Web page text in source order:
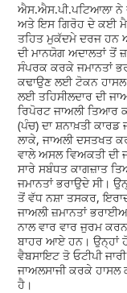
ਐਸ.ਐਸ.ਪੀ.ਪਟਿਆਲਾ ਨੇ
ਅਤੇ ਇਸ ਗਿਰੋਹ ਦੇ ਕਈ
ਤਹਿਤ ਮੁਕੱਦਮੇ ਦਰਜ ਹਨ
ਦੀ ਮਾਨਯੋਗ ਅਦਾਲਤਾਂ ਤੋਂ
ਸੰਪਰਕ ਕਰਕੇ ਜਮਾਨਤਾਂ
ਕਢਾਉਣ ਲਈ ਟੋਕਨ
ਲਈ ਤਹਿਸੀਲਦਾਰ ਦੀ
ਰਿਪੋਰਟ ਜਾਅਲੀ ਤਿਆਰ
(ਪੰਚ) ਦਾ ਸ਼ਨਾਖ਼ਤੀ
ਲਾਕੇ, ਜਾਅਲੀ ਦਸਤਖਤ
ਵਾਲੇ ਅਸਲ ਵਿਅਕਤੀ
ਸਾਰੇ ਸਬੰਧਤ ਕਾਗਜ਼ਾਤ
ਜਮਾਨਤਾਂ ਭਰਾਉਦੇ ਸੀ।
ਤੋਂ ਵੱਧ ਨਸ਼ਾ ਤਸਕਰ,
ਜਾਅਲੀ ਜ਼ਮਾਨਤਾਂ
ਨਾਲ ਵਾਰ ਵਾਰ ਜੁਰਮ
ਬਾਹਰ ਆਏ ਹਨ। ਉਨ੍ਹਾਂ
ਵੈਬਸਾਇਟ ਤੋ ਓਟੀਪੀ
ਜਾਅਲਸਾਜੀ ਕਰਕੇ ਹਾਸਲ
ਹੈ।